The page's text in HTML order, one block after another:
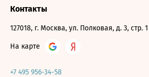
Контакты
127018, г. Москва, ул. Полковая, д. 3, стр. 1
На карте
+7 495 956-34-58